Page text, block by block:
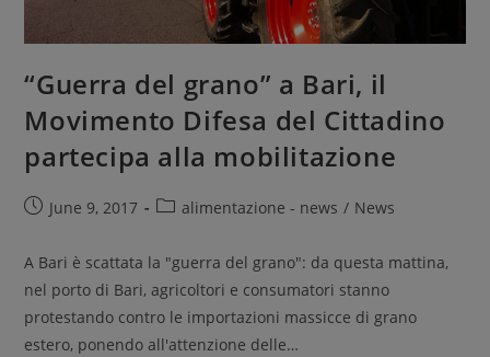
“Guerra del grano” a Bari, il
Movimento Difesa del Cittadino
partecipa alla mobilitazione
June 9, 2017 alimentazione - news / News
A Bari è scattata la "guerra del grano": da questa mattina,
nel porto di Bari, agricoltori e consumatori stanno
protestando contro le importazioni massicce di grano
estero, ponendo all'attenzione delle…